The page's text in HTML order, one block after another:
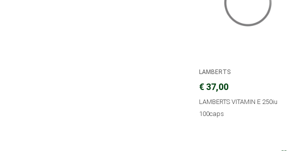
LAMBERTS
€ 37,00
LAMBERTS VITAMIN E 250iu
100caps